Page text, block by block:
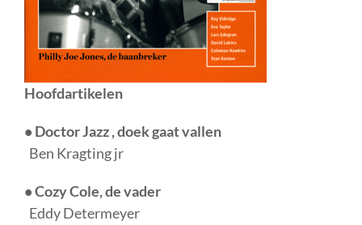
Hoofdartikelen
• Doctor Jazz , doek gaat vallen
Ben Kragting jr
• Cozy Cole, de vader
Eddy Determeyer